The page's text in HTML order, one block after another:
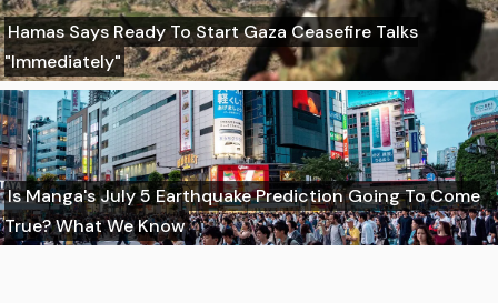
Hamas Says Ready To Start Gaza Ceasefire Talks
"Immediately"
Is Manga's July 5 Earthquake Prediction Going To Come
True? What We Know